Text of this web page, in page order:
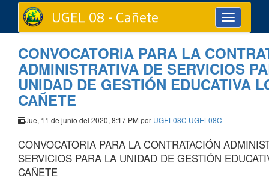
Toggle
navigation
UGEL 08 - Cañete
CONVOCATORIA PARA LA
ADMINISTRATIVA DE SERVICIOS
UNIDAD DE GESTIÓN EDUCATIVA
CAÑETE
Jue, 11 de junio del 2020, 8:17 PM por UGEL08C UGEL08C
CONVOCATORIA PARA LA CONTRATACIÓN
SERVICIOS PARA LA UNIDAD DE GESTIÓN
CAÑETE